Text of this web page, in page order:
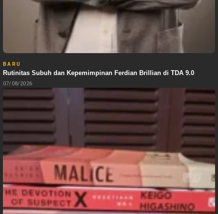
BARU
Rutinitas Subuh dan Kepemimpinan Ferdian Brillian di TDA 9.0
07/08/2026